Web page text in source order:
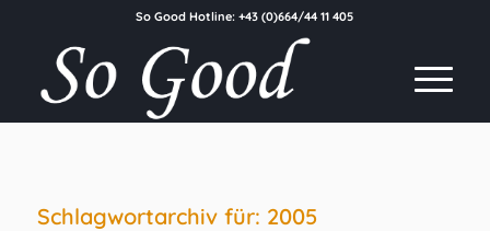
So Good Hotline:+43 (0)664/44 11 405
Schlagwortarchiv für: 2005